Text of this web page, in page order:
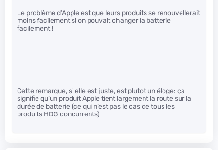
Le problème d’Apple est que leurs produits se renouvellerait
moins facilement si on pouvait changer la batterie
facilement !
Cette remarque, si elle est juste, est plutot un éloge: ça
signifie qu’un produit Apple tient largement la route sur la
durée de batterie (ce qui n’est pas le cas de tous les
produits HDG concurrents)